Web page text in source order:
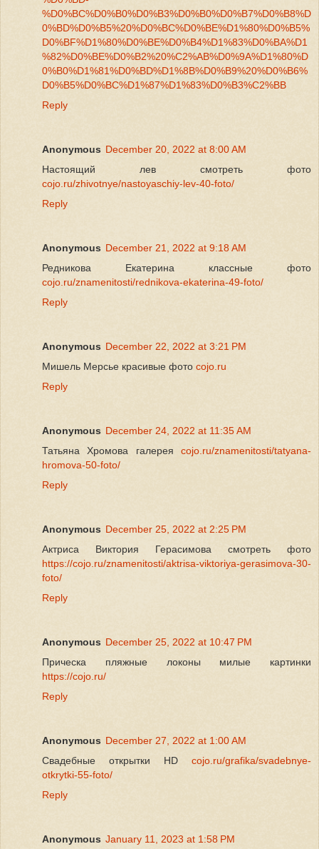
%D0%BC%D0%B0%D0%B3%D0%B0%D0%B7%D0%B8%D
0%BD%D0%B5%20%D0%BC%D0%BE%D1%80%D0%B5%
D0%BF%D1%80%D0%BE%D0%B4%D1%83%D0%BA%D1
%82%D0%BE%D0%B2%20%C2%AB%D0%9A%D1%80%D
0%B0%D1%81%D0%BD%D1%8B%D0%B9%20%D0%B6%
D0%B5%D0%BC%D1%87%D1%83%D0%B3%C2%BB
Reply
Anonymous December 20, 2022 at 8:00 AM
Настоящий лев смотреть фото
cojo.ru/zhivotnye/nastoyaschiy-lev-40-foto/
Reply
Anonymous December 21, 2022 at 9:18 AM
Редникова Екатерина классные фото
cojo.ru/znamenitosti/rednikova-ekaterina-49-foto/
Reply
Anonymous December 22, 2022 at 3:21 PM
Мишель Мерсье красивые фото cojo.ru
Reply
Anonymous December 24, 2022 at 11:35 AM
Татьяна Хромова галерея cojo.ru/znamenitosti/tatyana-
hromova-50-foto/
Reply
Anonymous December 25, 2022 at 2:25 PM
Актриса Виктория Герасимова смотреть фото
https://cojo.ru/znamenitosti/aktrisa-viktoriya-gerasimova-30-
foto/
Reply
Anonymous December 25, 2022 at 10:47 PM
Прическа пляжные локоны милые картинки
https://cojo.ru/
Reply
Anonymous December 27, 2022 at 1:00 AM
Свадебные открытки HD cojo.ru/grafika/svadebnye-
otkrytki-55-foto/
Reply
Anonymous January 11, 2023 at 1:58 PM